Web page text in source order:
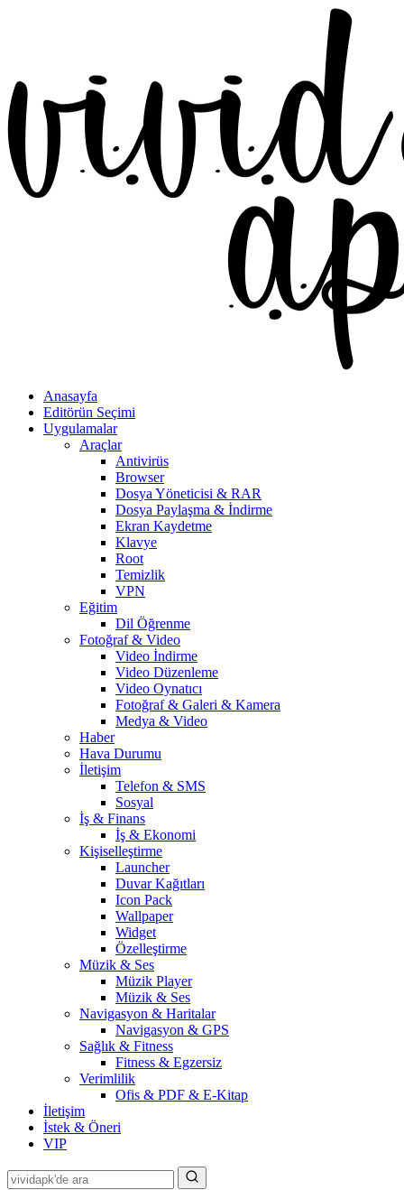
Anasayfa
Editörün Seçimi
Uygulamalar
Araçlar
Antivirüs
Browser
Dosya Yöneticisi & RAR
Dosya Paylaşma & İndirme
Ekran Kaydetme
Klavye
Root
Temizlik
VPN
Eğitim
Dil Öğrenme
Fotoğraf & Video
Video İndirme
Video Düzenleme
Video Oynatıcı
Fotoğraf & Galeri & Kamera
Medya & Video
Haber
Hava Durumu
İletişim
Telefon & SMS
Sosyal
İş & Finans
İş & Ekonomi
Kişiselleştirme
Launcher
Duvar Kağıtları
Icon Pack
Wallpaper
Widget
Özelleştirme
Müzik & Ses
Müzik Player
Müzik & Ses
Navigasyon & Haritalar
Navigasyon & GPS
Sağlık & Fitness
Fitness & Egzersiz
Verimlilik
Ofis & PDF & E-Kitap
İletişim
İstek & Öneri
VIP
Search